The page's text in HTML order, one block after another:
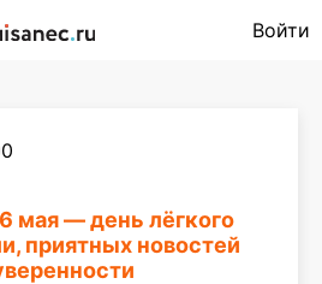
Войти
мая — день лёгкого
приятных новостей